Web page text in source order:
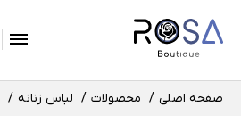
صفحه اصلی محصولات لباس زنانه